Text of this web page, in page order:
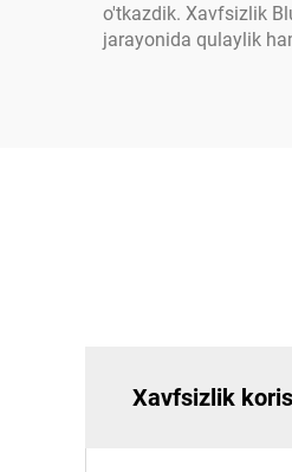
o'tkazdik. Xavfsizlik
jarayonida qulaylik
Xavfsizlik